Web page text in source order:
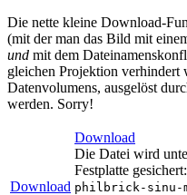
Die nette kleine Download-
(mit der man das Bild mit
und mit dem
gleichen Projektion verhindert
Datenvolumens, ausgelöst
werden. Sorry!
Download
Download
Die Datei wird
Festplatte gesichert:
philbrick-sinu-